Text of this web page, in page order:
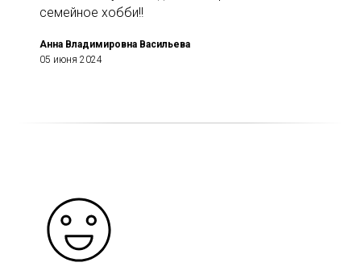
семейное хобби!!
Анна Владимировна Васильева
05 июня 2024